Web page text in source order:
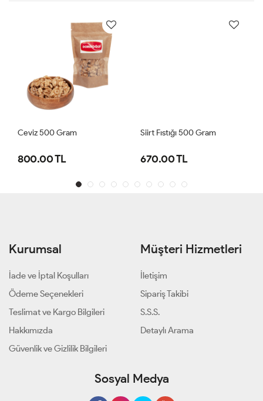
Ceviz 500 Gram
800.00 TL
Siirt Fıstığı 500 Gram
670.00 TL
Kurumsal
İade ve İptal Koşulları
Ödeme Seçenekleri
Teslimat ve Kargo Bilgileri
Hakkımızda
Güvenlik ve Gizlilik Bilgileri
Müşteri Hizmetleri
İletişim
Sipariş Takibi
S.S.S.
Detaylı Arama
Sosyal Medya